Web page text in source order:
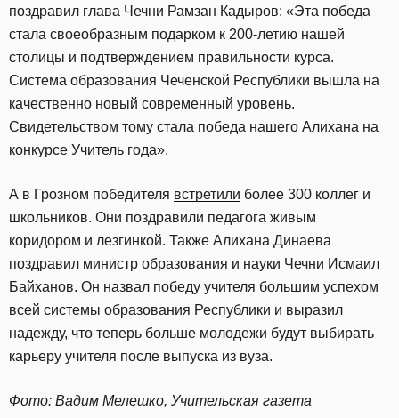
поздравил глава Чечни Рамзан Кадыров: «Эта победа
стала своеобразным подарком к 200-летию нашей
столицы и подтверждением правильности курса.
Система образования Чеченской Республики вышла на
качественно новый современный уровень.
Свидетельством тому стала победа нашего Алихана на
конкурсе Учитель года».
А в Грозном победителя встретили более 300 коллег и
школьников. Они поздравили педагога живым
коридором и лезгинкой. Также Алихана Динаева
поздравил министр образования и науки Чечни Исмаил
Байханов. Он назвал победу учителя большим успехом
всей системы образования Республики и выразил
надежду, что теперь больше молодежи будут выбирать
карьеру учителя после выпуска из вуза.
Фото: Вадим Мелешко, Учительская газета